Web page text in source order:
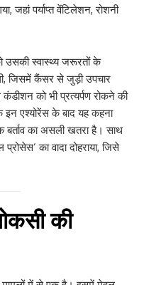
जहां पर्याप्त वेंटिलेशन, रोशनी
उसकी स्वास्थ्य जरूरतों के
जिसमें कैंसर से जुड़ी उपचार
को भी प्रत्यर्पण रोकने की
इन एश्योरेंस के बाद यह कहना
का असली खतरा है। साथ
का वादा दोहराया, जिसे
की